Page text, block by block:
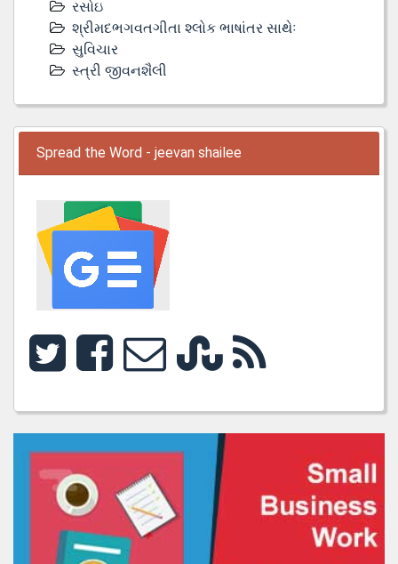
રસોઇ
શ્રીમદભગવતગીતા શ્લોક ભાષાંતર સાથેઃ
સુવિચાર
સ્ત્રી જીવનશૈલી
Spread the Word - jeevan shailee